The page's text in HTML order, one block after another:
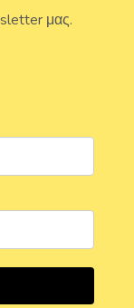
μας.